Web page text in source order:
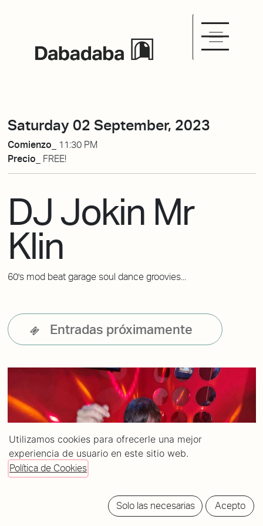
Saturday 02 September, 2023
Comienzo_
11:30 PM
Precio_
FREE!
DJ Jokin Mr
Klin
60's mod beat garage soul dance groovies...
Entradas próximamente
Utilizamos cookies para ofrecerle una mejor
experiencia de usuario en este sitio web.
Política de Cookies
Solo las necesarias Acepto